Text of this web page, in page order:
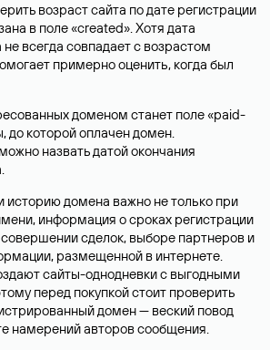
возраст сайта по дате регистрации
в поле «created». Хотя дата
всегда совпадает с возрастом
примерно оценить, когда был
доменом станет поле «paid-
до которой оплачен домен.
назвать датой окончания
историю домена важно не только при
информация о сроках регистрации
сделок, выборе партнеров и
размещенной в интернете.
сайты-однодневки с выгодными
перед покупкой стоит проверить
домен — веский повод
намерений авторов сообщения.